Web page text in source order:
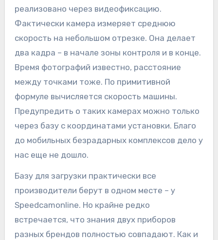
реализовано через видеофиксацию.
Фактически камера измеряет среднюю
скорость на небольшом отрезке. Она делает
два кадра – в начале зоны контроля и в конце.
Время фотографий известно, расстояние
между точками тоже. По примитивной
формуле вычисляется скорость машины.
Предупредить о таких камерах можно только
через базу с координатами установки. Благо
до мобильных безрадарных комплексов дело у
нас еще не дошло.
Базу для загрузки практически все
производители берут в одном месте – у
Speedcamonline. Но крайне редко
встречается, что знания двух приборов
разных брендов полностью совпадают. Как и